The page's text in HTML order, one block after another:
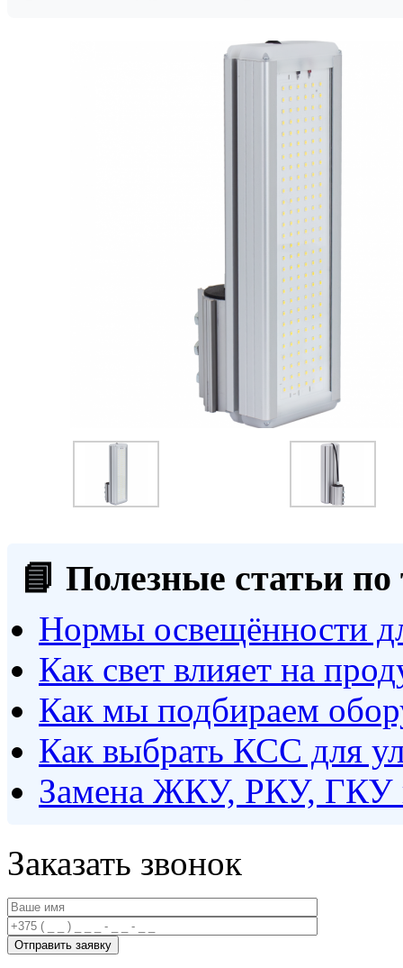
📘 Полезные статьи по
Нормы освещённости
Как свет влияет на
Как мы подбираем
Как выбрать КСС для
Замена ЖКУ, РКУ,
Заказать звонок